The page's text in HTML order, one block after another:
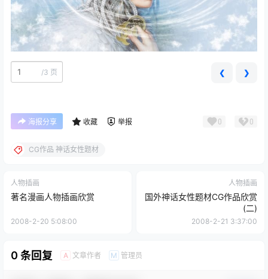
/3 页 ❮ ❯
海报分享 收藏 举报 0 0
CG作品 神话女性题材
人物插画
著名漫画人物插画欣赏
2008-2-20 5:08:00
人物插画
国外神话女性题材CG作品欣赏
(二)
2008-2-21 3:37:00
0 条回复 A 文章作者 M 管理员